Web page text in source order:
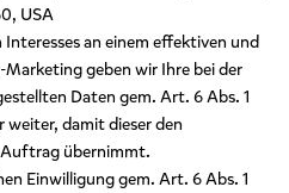
USA
an einem effektiven und
geben wir Ihre bei der
Daten gem. Art. 6 Abs. 1
weiter, damit dieser den
übernimmt.
Einwilligung gem. Art. 6 Abs. 1